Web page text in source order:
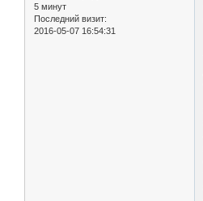
5 минут
Последний визит:
2016-05-07 16:54:31